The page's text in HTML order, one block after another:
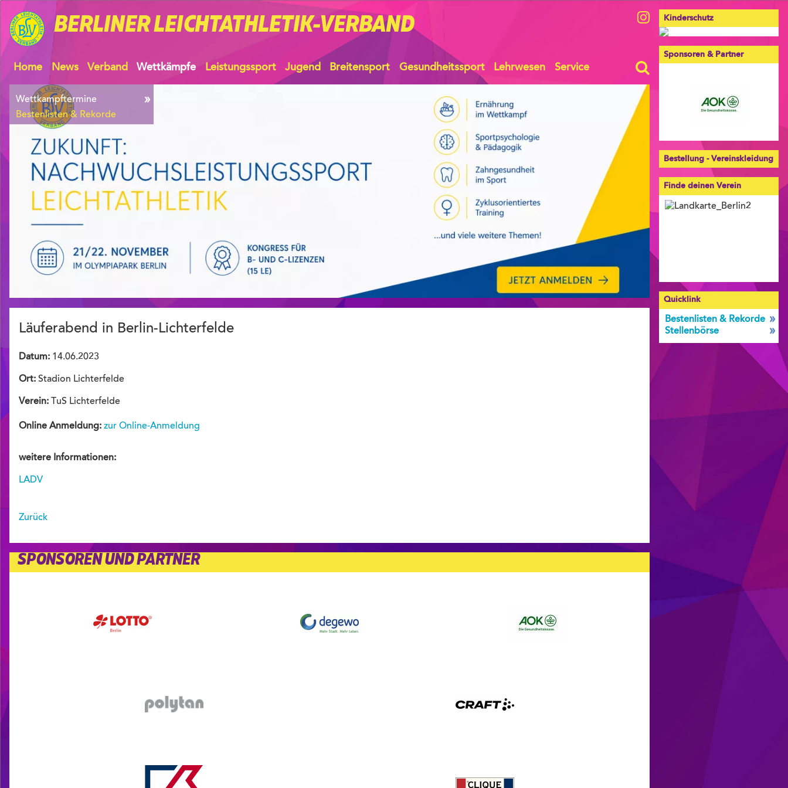
BERLINERLEICHTATHLETIK-VERBAND
Home News Verband Wettkämpfe Leistungssport Jugend Breitensport Gesundheitssport Lehrwesen Service
Wettkampftermine
Bestenlisten & Rekorde
Läuferabend in Berlin-Lichterfelde
Datum: 14.06.2023
Ort: Stadion Lichterfelde
Verein: TuS Lichterfelde
Online Anmeldung: zur Online-Anmeldung
weitere Informationen:
LADV
Zurück
SPONSOREN UND PARTNER
Kinderschutz
Sponsoren & Partner
Bestellung - Vereinskleidung
Finde deinen Verein
Quicklink
Bestenlisten & Rekorde
Stellenbörse